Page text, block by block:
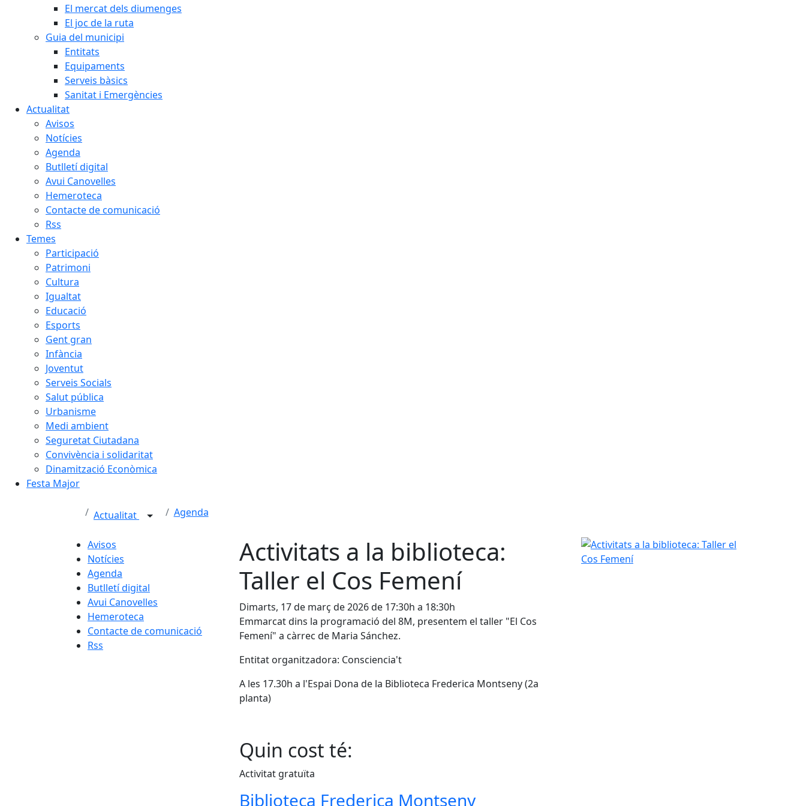
El mercat dels diumenges
El joc de la ruta
Guia del municipi
Entitats
Equipaments
Serveis bàsics
Sanitat i Emergències
Actualitat
Avisos
Notícies
Agenda
Butlletí digital
Avui Canovelles
Hemeroteca
Contacte de comunicació
Rss
Temes
Participació
Patrimoni
Cultura
Igualtat
Educació
Esports
Gent gran
Infància
Joventut
Serveis Socials
Salut pública
Urbanisme
Medi ambient
Seguretat Ciutadana
Convivència i solidaritat
Dinamització Econòmica
Festa Major
Actualitat Agenda
Avisos
Notícies
Agenda
Butlletí digital
Avui Canovelles
Hemeroteca
Contacte de comunicació
Rss
Activitats a la biblioteca:
Taller el Cos Femení
Dimarts, 17 de març de 2026 de 17:30h a 18:30h
Emmarcat dins la programació del 8M, presentem el taller "El Cos
Femení" a càrrec de Maria Sánchez.
Entitat organitzadora: Consciencia't
A les 17.30h a l'Espai Dona de la Biblioteca Frederica Montseny (2a
planta)
Quin cost té:
Activitat gratuïta
Biblioteca Frederica Montseny
Activitats a la biblioteca: Taller el Cos Femení